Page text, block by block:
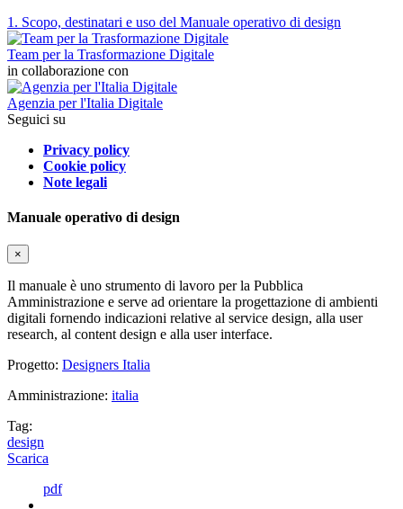
1. Scopo, destinatari e uso del Manuale operativo di design
Team per la Trasformazione Digitale
in collaborazione con
Agenzia per l'Italia Digitale
Seguici su
Privacy policy
Cookie policy
Note legali
Manuale operativo di design
×
Il manuale è uno strumento di lavoro per la Pubblica
Amministrazione e serve ad orientare la progettazione di ambienti
digitali fornendo indicazioni relative al service design, alla user
research, al content design e alla user interface.
Progetto: Designers Italia
Amministrazione: italia
Tag:
design
Scarica
pdf